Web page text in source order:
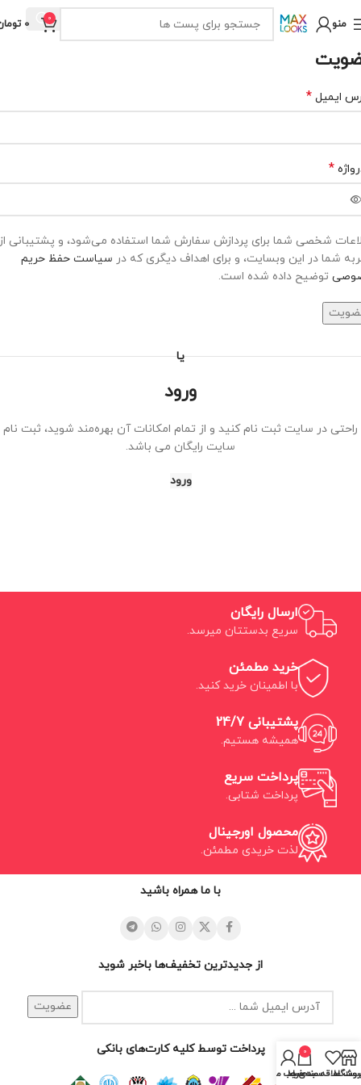
منو 0
0
ایمیل *
*
شخصی شما برای پردازش سفارش شما استفاده می‌شود، و پشتیبانی
شما در این وبسایت، و برای اهداف دیگری که در سیاست حفظ حریم
توضیح داده شده است.
یا
ورود
راحتی در سایت ثبت نام کنید و از تمام امکانات آن بهره‌مند شوید، ثبت نام
سایت رایگان می باشد.
ورود
ارسال رایگان
سریع بدستتان میرسد.
خرید مطمئن
با اطمینان خرید کنید.
پشتیبانی 24/7
همیشه هستیم.
پرداخت سریع
پرداخت شتابی.
محصول اورجینال
لذت خریدی مطمئن.
با ما همراه باشید
از جدیدترین تخفیف‌ها باخبر شوید
پرداخت توسط کلیه کارت‌های بانکی
علاقه مندی ها
0
سبد خرید
حساب من